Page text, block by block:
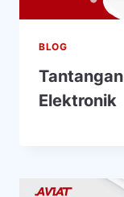
BLOG
Elektronik